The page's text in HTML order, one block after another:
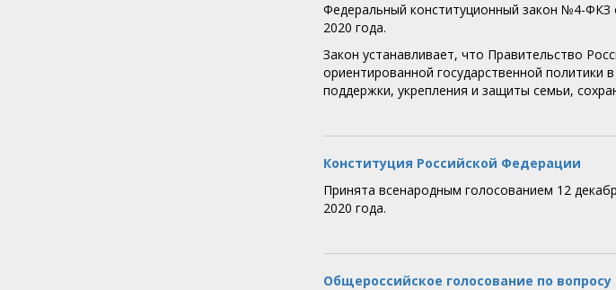
Федеральный конституционный закон №4-ФКЗ
2020 года.
Закон устанавливает, что Правительство
ориентированной государственной политики
поддержки, укрепления и защиты семьи,
Конституция Российской Федерации
Принята всенародным голосованием 12
2020 года.
Общероссийское голосование по